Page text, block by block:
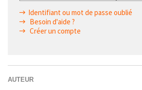
Identifiant ou mot de passe oublié
Besoin d'aide ?
Créer un compte
AUTEUR